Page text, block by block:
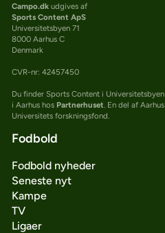
Campo.dkudgives af
Sports Content ApS
Universitetsbyen 71
8000 Aarhus C
Denmark
CVR-nr: 42457450
Du finder Sports Content i Universitetsbyen
i Aarhus hos Partnerhuset. En del af Aarhus
Universitets forskningsfond.
Fodbold
Fodbold nyheder
Seneste nyt
Kampe
TV
Ligaer